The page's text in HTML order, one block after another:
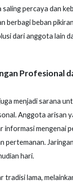
saling percaya dan
berbagi beban
dari anggota lain
Profesional
menjadi sarana
Anggota arisan
informasi mengenai
pertemanan.
hari.
tradisi lama,